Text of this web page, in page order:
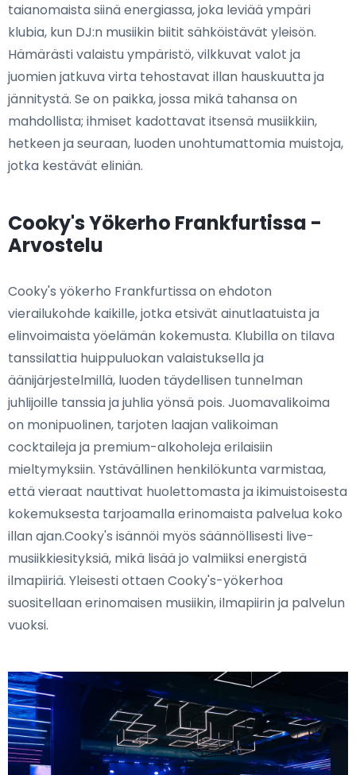
taianomaista siinä energiassa, joka leviää ympäri
klubia, kun DJ:n musiikin biitit sähköistävät yleisön.
Hämärästi valaistu ympäristö, vilkkuvat valot ja
juomien jatkuva virta tehostavat illan hauskuutta ja
jännitystä. Se on paikka, jossa mikä tahansa on
mahdollista; ihmiset kadottavat itsensä musiikkiin,
hetkeen ja seuraan, luoden unohtumattomia muistoja,
jotka kestävät eliniän.
Cooky's Yökerho Frankfurtissa -
Arvostelu
Cooky's yökerho Frankfurtissa on ehdoton
vierailukohde kaikille, jotka etsivät ainutlaatuista ja
elinvoimaista yöelämän kokemusta. Klubilla on tilava
tanssilattia huippuluokan valaistuksella ja
äänijärjestelmillä, luoden täydellisen tunnelman
juhlijoille tanssia ja juhlia yönsä pois. Juomavalikoima
on monipuolinen, tarjoten laajan valikoiman
cocktaileja ja premium-alkoholeja erilaisiin
mieltymyksiin. Ystävällinen henkilökunta varmistaa,
että vieraat nauttivat huolettomasta ja ikimuistoisesta
kokemuksesta tarjoamalla erinomaista palvelua koko
illan ajan.Cooky's isännöi myös säännöllisesti live-
musiikkiesityksiä, mikä lisää jo valmiiksi energistä
ilmapiiriä. Yleisesti ottaen Cooky's-yökerhoa
suositellaan erinomaisen musiikin, ilmapiirin ja palvelun
vuoksi.